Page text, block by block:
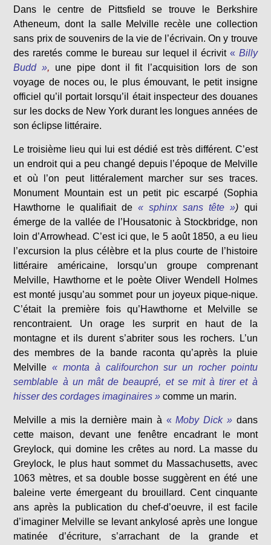
Dans le centre de Pittsfield se trouve le Berkshire
Atheneum, dont la salle Melville recèle une collection
sans prix de souvenirs de la vie de l’écrivain. On y trouve
des raretés comme le bureau sur lequel il écrivit « Billy
Budd », une pipe dont il fit l’acquisition lors de son
voyage de noces ou, le plus émouvant, le petit insigne
officiel qu’il portait lorsqu’il était inspecteur des douanes
sur les docks de New York durant les longues années de
son éclipse littéraire.
Le troisième lieu qui lui est dédié est très différent. C’est
un endroit qui a peu changé depuis l’époque de Melville
et où l’on peut littéralement marcher sur ses traces.
Monument Mountain est un petit pic escarpé (Sophia
Hawthorne le qualifiait de « sphinx sans tête ») qui
émerge de la vallée de l’Housatonic à Stockbridge, non
loin d’Arrowhead. C’est ici que, le 5 août 1850, a eu lieu
l’excursion la plus célèbre et la plus courte de l’histoire
littéraire américaine, lorsqu’un groupe comprenant
Melville, Hawthorne et le poète Oliver Wendell Holmes
est monté jusqu’au sommet pour un joyeux pique-nique.
C’était la première fois qu’Hawthorne et Melville se
rencontraient. Un orage les surprit en haut de la
montagne et ils durent s’abriter sous les rochers. L’un
des membres de la bande raconta qu’après la pluie
Melville « monta à califourchon sur un rocher pointu
semblable à un mât de beaupré, et se mit à tirer et à
hisser des cordages imaginaires » comme un marin.
Melville a mis la dernière main à «Moby Dick » dans
cette maison, devant une fenêtre encadrant le mont
Greylock, qui domine les crêtes au nord. La masse du
Greylock, le plus haut sommet du Massachusetts, avec
1063 mètres, et sa double bosse suggèrent en été une
baleine verte émergeant du brouillard. Cent cinquante
ans après la publication du chef-d’oeuvre, il est facile
d’imaginer Melville se levant ankylosé après une longue
matinée d’écriture, s’arrachant de la grande et